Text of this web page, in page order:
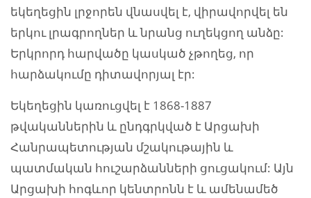
եկեղեցին լրջորեն վնասվել է, վիրավորվել են
երկու լրագրողներ և նրանց ուղեկցող անձը:
Երկրորդ հարվածը կասկած չթողեց, որ
հարձակումը դիտավորյալ էր:
Եկեղեցին կառուցվել է 1868-1887
թվականներին և ընդգրկված է Արցախի
Հանրապետության մշակութային և
պատմական հուշարձանների ցուցակում: Այն
Արցախի հոգևոր կենտրոնն է և ամենամեծ